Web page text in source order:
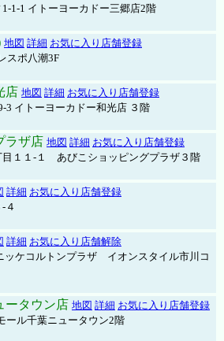
1-1 イトーヨーカドー三郷店2階
地図 詳細 お気に入り店舗登録
スポ八潮3F
店 地図 詳細 お気に入り店舗登録
3 イトーヨーカドー和光店 ３階
ラザ店 地図 詳細 お気に入り店舗登録
目１１-１ あびこショッピングプラザ３階
詳細 お気に入り店舗登録
４
詳細 お気に入り店舗解除
ケコルトンプラザ イオンスタイル市川コ
ータウン店 地図 詳細 お気に入り店舗登録
ル千葉ニュータウン2階